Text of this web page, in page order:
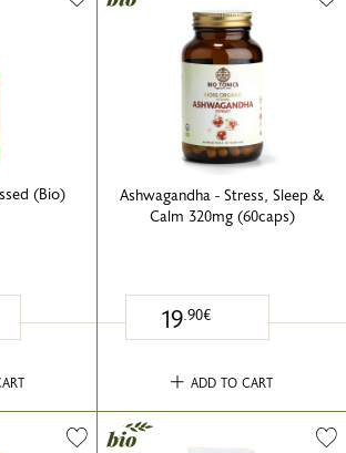
(Bio)
Ashwagandha - Stress, Sleep &
Calm 320mg (60caps)
19.90€
ADD TO CART